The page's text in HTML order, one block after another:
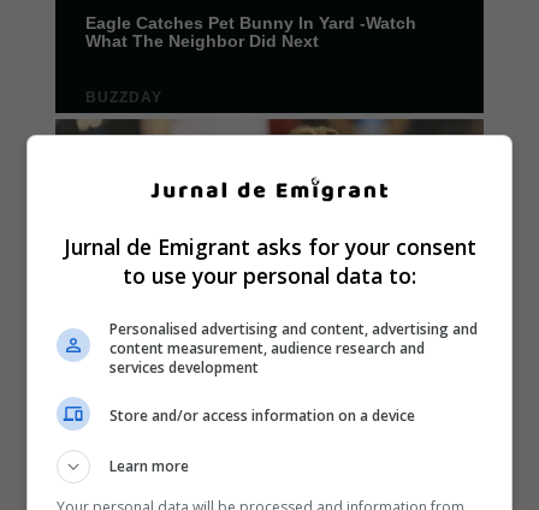
Jurnal de Emigrant asks for your consent
to use your personal data to:
Personalised advertising and content, advertising and
content measurement, audience research and
services development
Store and/or access information on a device
Learn more